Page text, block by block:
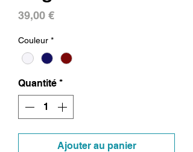
39,00 €Prix
Couleur *
Quantité *
Ajouter au panier